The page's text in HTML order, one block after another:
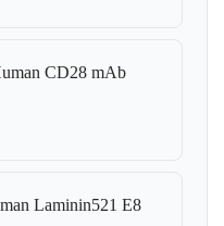
CD28 mAb
Laminin521 E8